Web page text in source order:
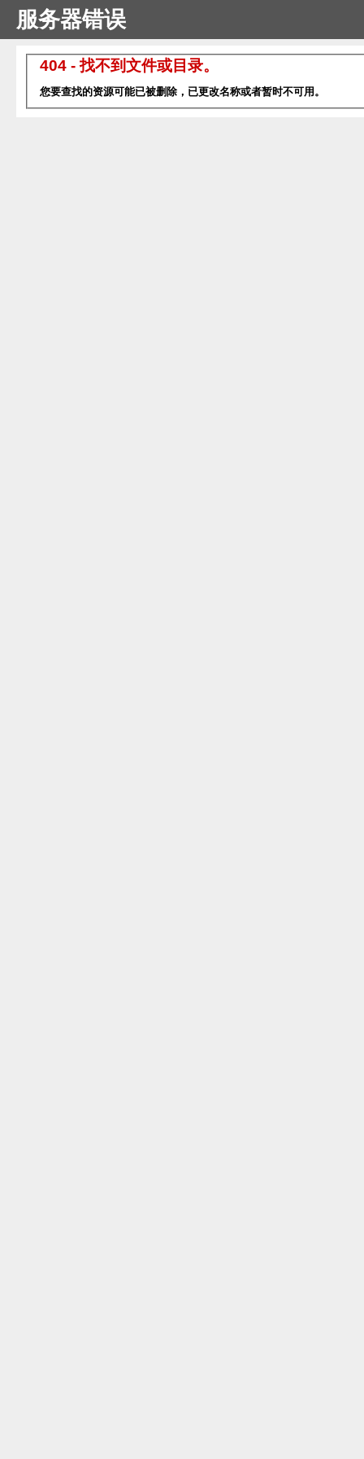
服务器错误
404 - 找不到文件或目录。
您要查找的资源可能已被删除，已更改名称或者暂时不可用。